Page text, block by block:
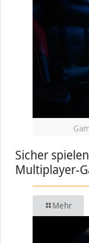
Sicher
Multiplayer-
Mehr